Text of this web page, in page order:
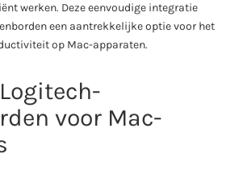
werken. Deze eenvoudige integratie
een aantrekkelijke optie voor het
op Mac-apparaten.
voor Mac-